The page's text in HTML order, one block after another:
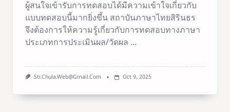
ผู้สนใจเข้ารับการทดสอบได้มีความเข้าใจเกี่ยวกับ
แบบทดสอบนี้มากยิ่งขึ้น สถาบันภาษาไทยสิรินธร
จึงต้องการให้ความรู้เกี่ยวกับการทดสอบทางภาษา
ประเภทการประเมินผล/วัดผล ...
Sti.chula.web@gmail.com Oct 9, 2025